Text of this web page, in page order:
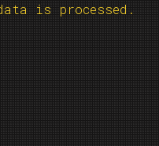
is processed.